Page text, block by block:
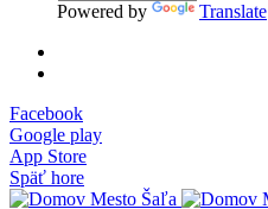
Powered by Translate
Facebook
Google play
App Store
Späť hore